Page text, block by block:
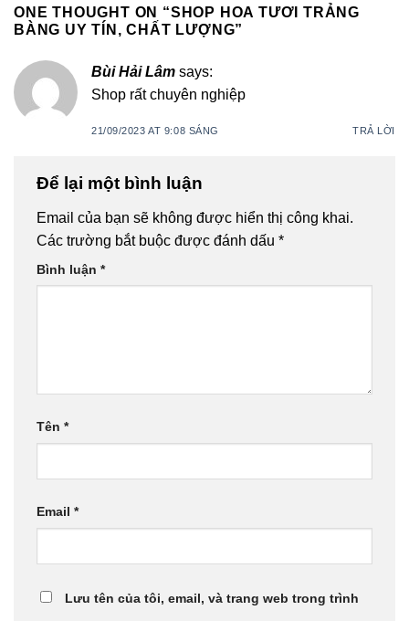
ONE THOUGHT ON “SHOP HOA TƯƠI TRẢNG
BÀNG UY TÍN, CHẤT LƯỢNG”
Bùi Hải Lâm says:
Shop rất chuyên nghiệp
21/09/2023 AT 9:08 SÁNG TRẢ LỜI
Để lại một bình luận
Email của bạn sẽ không được hiển thị công khai.
Các trường bắt buộc được đánh dấu *
Bình luận *
Tên *
Email *
Lưu tên của tôi, email, và trang web trong trình